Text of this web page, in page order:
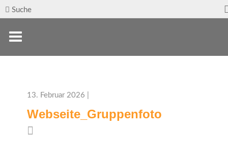
Suche
13. Februar 2026 |
Webseite_Gruppenfoto